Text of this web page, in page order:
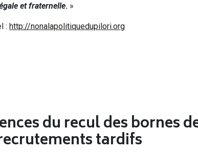
et fraternelle. »
: http://nonalapolitiquedupilori.org
du recul des bornes
tardifs